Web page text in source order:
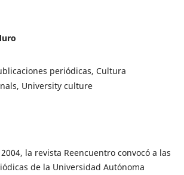
periódicas, Cultura
University culture
la revista Reencuentro convocó a las
de la Universidad Autónoma